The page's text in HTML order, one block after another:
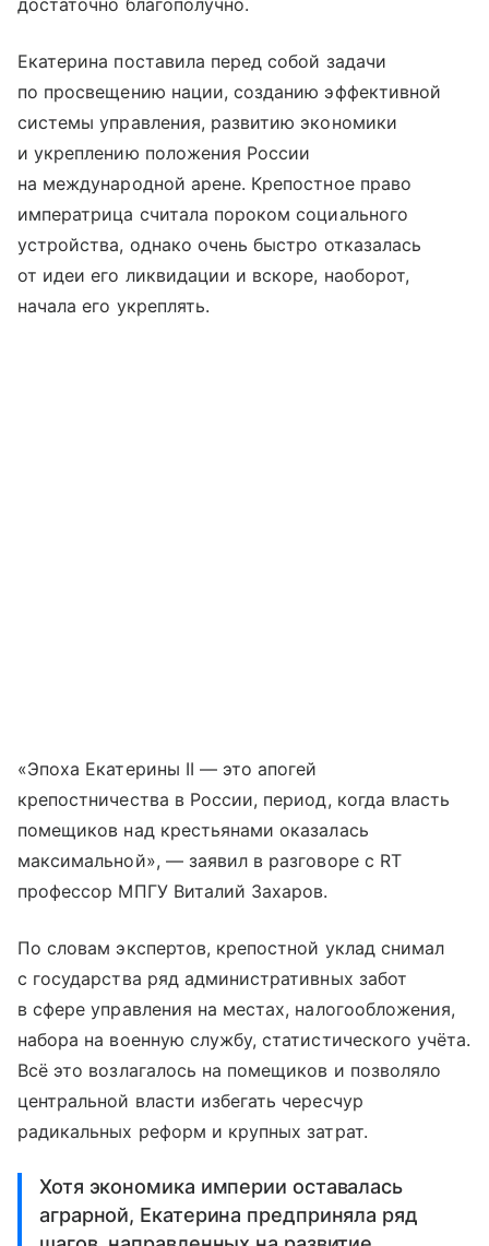
Екатерина поставила перед собой задачи
по просвещению нации, созданию эффективной
системы управления, развитию экономики
и укреплению положения России
на международной арене. Крепостное право
императрица считала пороком социального
устройства, однако очень быстро отказалась
от идеи его ликвидации и вскоре, наоборот,
начала его укреплять.
«Эпоха Екатерины II — это апогей
крепостничества в России, период, когда власть
помещиков над крестьянами оказалась
максимальной», — заявил в разговоре с RT
профессор МПГУ Виталий Захаров.
По словам экспертов, крепостной уклад снимал
с государства ряд административных забот
в сфере управления на местах, налогообложения,
набора на военную службу, статистического учёта.
Всё это возлагалось на помещиков и позволяло
центральной власти избегать чересчур
радикальных реформ и крупных затрат.
Хотя экономика империи оставалась
аграрной, Екатерина предприняла ряд